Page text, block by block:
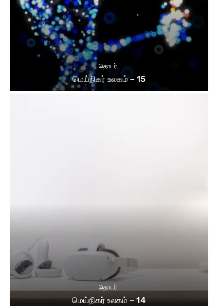
தொடர்
மெய்நிகர் உலகம் – 15
தொடர்
மெய்நிகர் உலகம் – 14